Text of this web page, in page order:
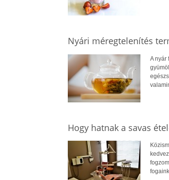
Nyári méregtelenítés
A nyár
Hogy hatnak a savas